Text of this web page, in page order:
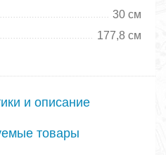
30 см
177,8 см
и описание
товары